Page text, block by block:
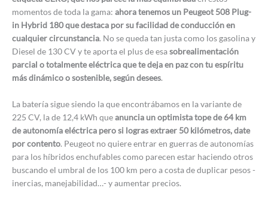
momentos de toda la gama: ahora tenemos un Peugeot 508 Plug-
in Hybrid 180 que destaca por su facilidad de conducción en
cualquier circunstancia. No se queda tan justa como los gasolina y
Diesel de 130 CV y te aporta el plus de esasobrealimentación
parcial o totalmente eléctrica que te deja en paz con tu espíritu
más dinámico o sostenible, según desees.
La batería sigue siendo la que encontrábamos en la variante de
225 CV, la de 12,4 kWh queanuncia un optimista tope de 64 km
de autonomía eléctrica pero si logras extraer 50 kilómetros, date
por contento. Peugeot no quiere entrar en guerras de autonomías
para los híbridos enchufables como parecen estar haciendo otros
buscando el umbral de los 100 km pero a costa de duplicar pesos -
inercias, manejabilidad…- y aumentar precios.